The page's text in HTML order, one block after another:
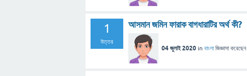
1
উত্তর
আসমান জমিন ফারাক বাগধারাটির অর্থ কী?
04 জুলাই 2020 in বাংলা জিজ্ঞাসা করেছেন